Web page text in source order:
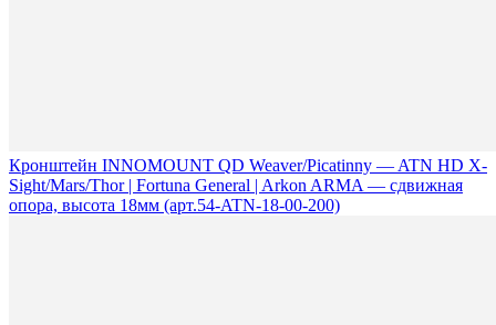
Кронштейн INNOMOUNT QD Weaver/Picatinny — ATN HD X-
Sight/Mars/Thor | Fortuna General | Arkon ARMA — сдвижная
опора, высота 18мм (арт.54-ATN-18-00-200)